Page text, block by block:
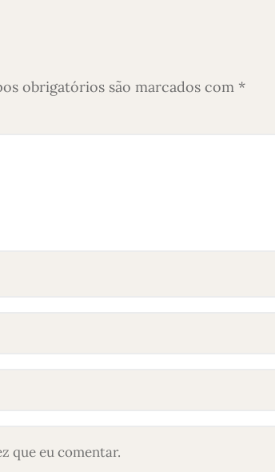
obrigatórios são marcados com *
que eu comentar.